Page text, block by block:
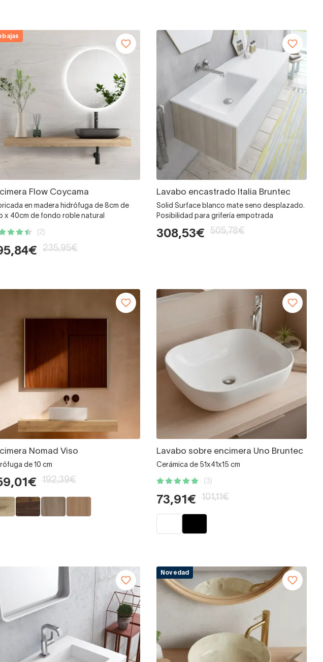
Flow Coycama
en madera hidrófuga de 8cm de
x 40cm de fondo roble natural
(2)
235,95€
Lavabo encastrado Italia Bruntec
Solid Surface blanco mate seno desplazado.
Posibilidad para grifería empotrada
308,53€ 505,78€
Nomad Viso
de 10 cm
192,39€
Lavabo sobre encimera Uno Bruntec
Cerámica de 51x41x15 cm
(3)
73,91€ 101,11€
Novedad